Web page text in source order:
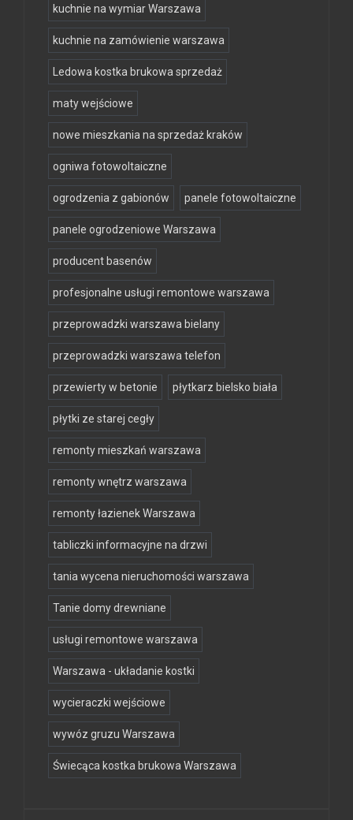
kuchnie na wymiar Warszawa
kuchnie na zamówienie warszawa
Ledowa kostka brukowa sprzedaż
maty wejściowe
nowe mieszkania na sprzedaż kraków
ogniwa fotowoltaiczne
ogrodzenia z gabionów panele fotowoltaiczne
panele ogrodzeniowe Warszawa
producent basenów
profesjonalne usługi remontowe warszawa
przeprowadzki warszawa bielany
przeprowadzki warszawa telefon
przewierty w betonie płytkarz bielsko biała
płytki ze starej cegły
remonty mieszkań warszawa
remonty wnętrz warszawa
remonty łazienek Warszawa
tabliczki informacyjne na drzwi
tania wycena nieruchomości warszawa
Tanie domy drewniane
usługi remontowe warszawa
Warszawa - układanie kostki
wycieraczki wejściowe
wywóz gruzu Warszawa
Świecąca kostka brukowa Warszawa